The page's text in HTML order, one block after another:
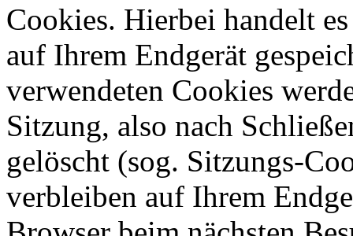
Cookies. Hierbei handelt
auf Ihrem Endgerät
verwendeten Cookies
Sitzung, also nach
gelöscht (sog. Sitzungs-
verbleiben auf Ihrem